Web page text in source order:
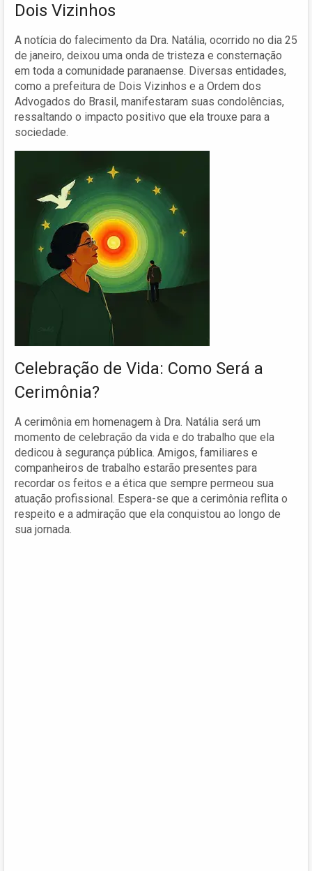
Dois Vizinhos
A notícia do falecimento da Dra. Natália, ocorrido no dia 25
de janeiro, deixou uma onda de tristeza e consternação
em toda a comunidade paranaense. Diversas entidades,
como a prefeitura de Dois Vizinhos e a Ordem dos
Advogados do Brasil, manifestaram suas condolências,
ressaltando o impacto positivo que ela trouxe para a
sociedade.
Celebração de Vida: Como Será a
Cerimônia?
A cerimônia em homenagem à Dra. Natália será um
momento de celebração da vida e do trabalho que ela
dedicou à segurança pública. Amigos, familiares e
companheiros de trabalho estarão presentes para
recordar os feitos e a ética que sempre permeou sua
atuação profissional. Espera-se que a cerimônia reflita o
respeito e a admiração que ela conquistou ao longo de
sua jornada.